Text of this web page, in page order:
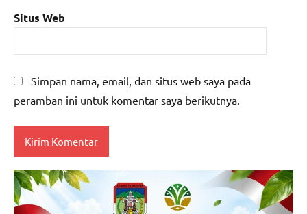
Situs Web
Simpan nama, email, dan situs web saya pada
peramban ini untuk komentar saya berikutnya.